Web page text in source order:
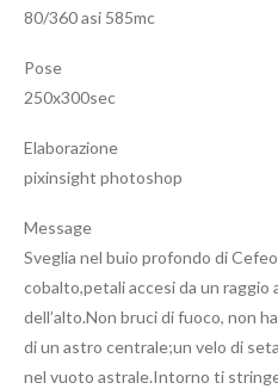
80/360 asi 585mc
Pose
250x300sec
Elaborazione
pixinsight photoshop
Message
Sveglia nel buio profondo di
cobalto,petali accesi da un
dell’alto.Non bruci di fuoco, non
di un astro centrale;un velo di
nel vuoto astrale.Intorno ti